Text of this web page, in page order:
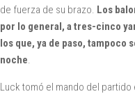
de fuerza de su brazo. Los
por lo general, a tres-cinco
los que, ya de paso, tampoco
noche.
Luck tomó el mando del partido